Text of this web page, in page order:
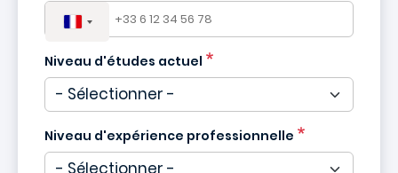
Niveau d'études actuel
Niveau d'expérience professionnelle